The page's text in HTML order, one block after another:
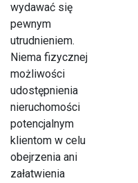
wydawać się
pewnym
utrudnieniem.
Niema fizycznej
możliwości
udostępnienia
nieruchomości
potencjalnym
klientom w celu
obejrzenia ani
załatwienia